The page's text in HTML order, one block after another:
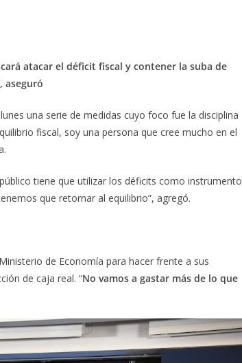
atacar el déficit fiscal y contener la suba de
aseguró
una serie de medidas cuyo foco fue la disciplina
fiscal, soy una persona que cree mucho en el
tiene que utilizar los déficits como instrumento
que retornar al equilibrio”, agregó.
de Economía para hacer frente a sus
de caja real. “No vamos a gastar más de lo que